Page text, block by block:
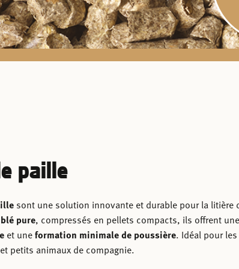
paille
sont une solution innovante et durable pour la litière
pure, compressés en pellets compacts, ils offrent une
et uneformation minimale de poussière. Idéal pour
petits animaux de compagnie.